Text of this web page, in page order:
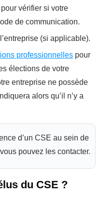
vérifier si votre
de communication.
(si applicable).
professionnelles pour
élections de votre
entreprise ne possède
alors qu’il n’y a
d’un CSE au sein de
pouvez les contacter.
du CSE ?